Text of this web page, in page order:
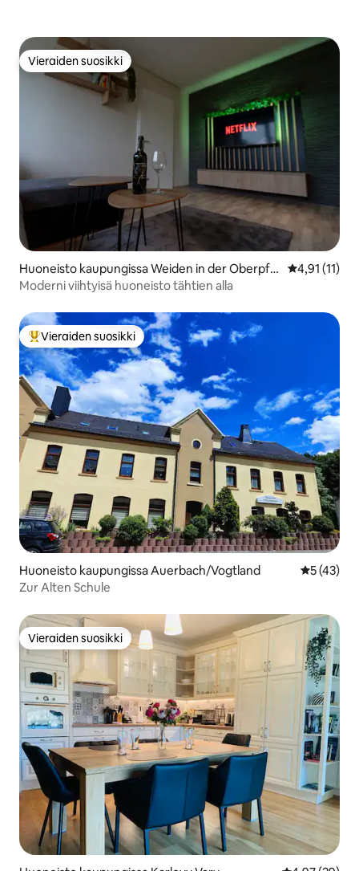
Vieraiden suosikki
Vieraiden suosikki
Huoneisto kaupungissa Weiden in der Oberpfal
z
4,91 (11)
Moderni viihtyisä huoneisto tähtien alla
Vieraiden suosikkien parhaimmistoa
Vieraiden suosikki
Huoneisto kaupungissa Auerbach/Vogtland
5 (43)
Zur Alten Schule
Vieraiden suosikki
Vieraiden suosikki